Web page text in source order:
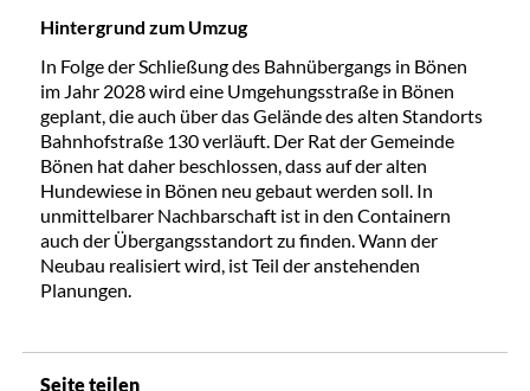
Hintergrund zum Umzug
In Folge der Schließung des Bahnübergangs in Bönen
im Jahr 2028 wird eine Umgehungsstraße in Bönen
geplant, die auch über das Gelände des alten Standorts
Bahnhofstraße 130 verläuft. Der Rat der Gemeinde
Bönen hat daher beschlossen, dass auf der alten
Hundewiese in Bönen neu gebaut werden soll. In
unmittelbarer Nachbarschaft ist in den Containern
auch der Übergangsstandort zu finden. Wann der
Neubau realisiert wird, ist Teil der anstehenden
Planungen.
Seite teilen